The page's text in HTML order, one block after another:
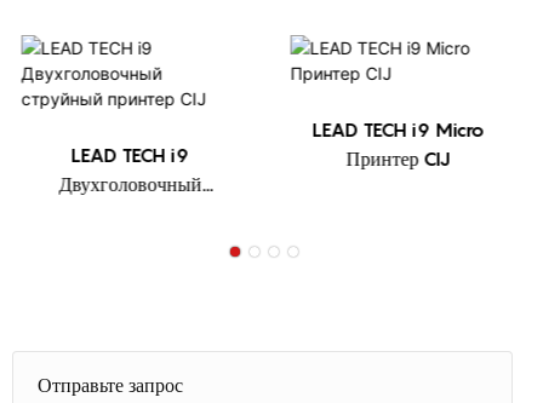
LEAD TECH i9
Двухголовочный
LEAD TECH i9 Micro
Принтер CIJ
Отправьте запрос